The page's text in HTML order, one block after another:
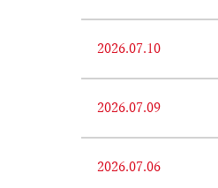
2026.07.10
2026.07.09
2026.07.06